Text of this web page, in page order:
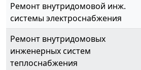
Ремонт внутридомовой инж.
системы электроснабжения
Ремонт внутридомовых
инженерных систем
теплоснабжения